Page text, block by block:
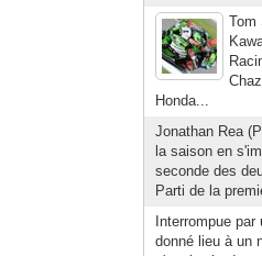
Tom
Honda...
Jonathan Rea
la saison en
seconde des
Parti de la
Interrompue
donné lieu à un